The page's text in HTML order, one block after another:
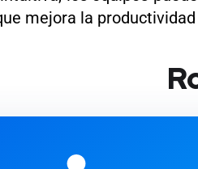
mejora la